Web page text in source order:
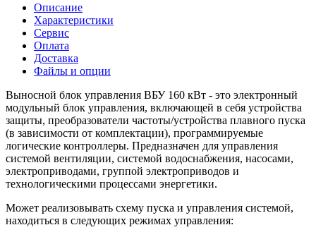
Описание
Характеристики
Сервис
Оплата
Доставка
Файлы и опции
Выносной блок управления ВБУ 160 кВт - это электронный
модульный блок управления, включающей в себя устройства
защиты, преобразователи частоты/устройства плавного пуска
(в зависимости от комплектации), программируемые
логические контроллеры. Предназначен для управления
системой вентиляции, системой водоснабжения, насосами,
электроприводами, группой электроприводов и
технологическими процессами энергетики.
Может реализовывать схему пуска и управления системой,
находиться в следующих режимах управления: